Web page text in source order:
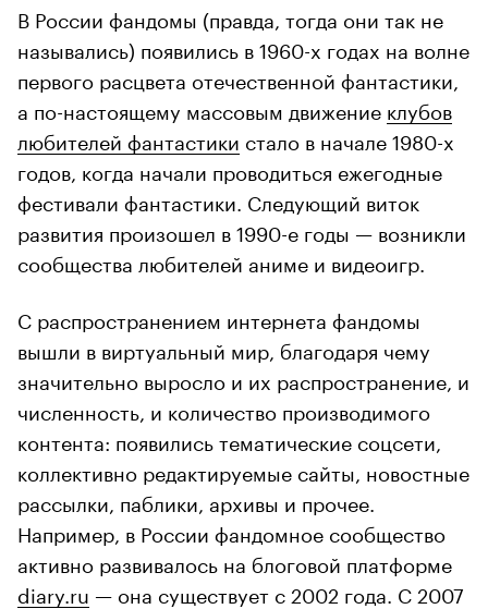
В России фандомы (правда, тогда они так не
назывались) появились в 1960-х годах на волне
первого расцвета отечественной фантастики,
а по-настоящему массовым движение клубов
любителей фантастики стало в начале 1980-х
годов, когда начали проводиться ежегодные
фестивали фантастики. Следующий виток
развития произошел в 1990-е годы — возникли
сообщества любителей аниме и видеоигр.
С распространением интернета фандомы
вышли в виртуальный мир, благодаря чему
значительно выросло и их распространение, и
численность, и количество производимого
контента: появились тематические соцсети,
коллективно редактируемые сайты, новостные
рассылки, паблики, архивы и прочее.
Например, в России фандомное сообщество
активно развивалось на блоговой платформе
diary.ru — она существует с 2002 года. С 2007